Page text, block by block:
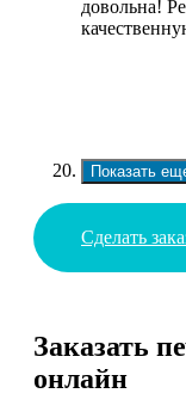
довольна!
Показать
Сделать
Заказать
онлайн